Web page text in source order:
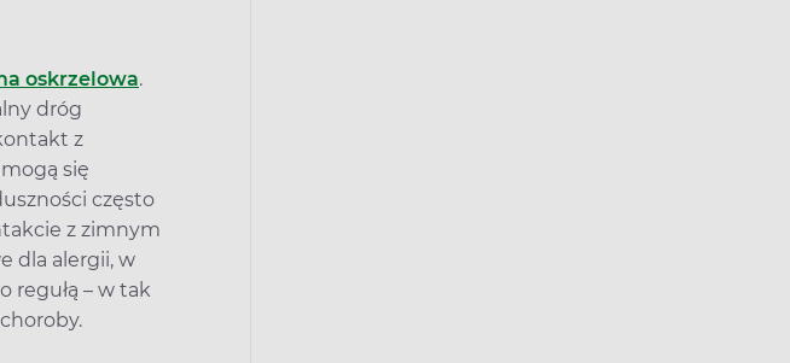
oskrzelowa.
dróg
z
się
często
z zimnym
dla alergii, w
regułą – w tak